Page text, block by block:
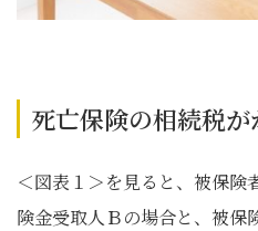
死亡保険の相続税
＜図表１＞を見ると、被保
険金受取人Ｂの場合と、被